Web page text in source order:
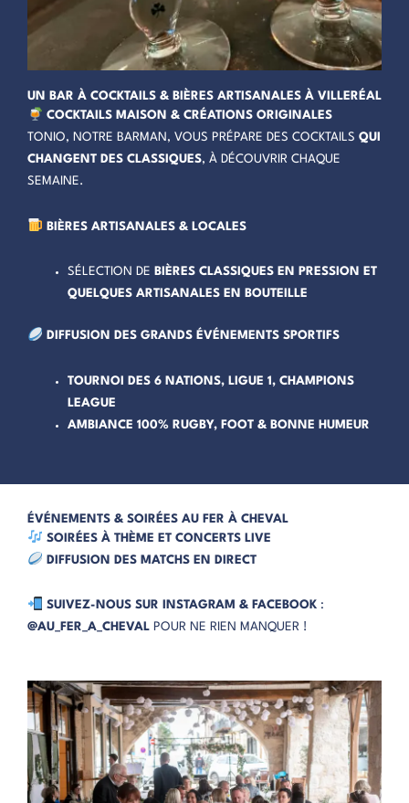
UN BAR À COCKTAILS & BIÈRES ARTISANALES À VILLERÉAL
COCKTAILS MAISON & CRÉATIONS ORIGINALES
TONIO, NOTRE BARMAN, VOUS PRÉPARE DES COCKTAILS QUI
CHANGENT DES CLASSIQUES, À DÉCOUVRIR CHAQUE
SEMAINE.
BIÈRES ARTISANALES & LOCALES
SÉLECTION DE BIÈRES CLASSIQUES EN PRESSION ET
QUELQUES ARTISANALES EN BOUTEILLE
DIFFUSION DES GRANDS ÉVÉNEMENTS SPORTIFS
TOURNOI DES 6 NATIONS, LIGUE 1, CHAMPIONS
LEAGUE
AMBIANCE 100% RUGBY, FOOT & BONNE HUMEUR
ÉVÉNEMENTS & SOIRÉES AU FER À CHEVAL
SOIRÉES À THÈME ET CONCERTS LIVE
DIFFUSION DES MATCHS EN DIRECT
SUIVEZ-NOUS SUR INSTAGRAM & FACEBOOK:
@AU_FER_A_CHEVAL POUR NE RIEN MANQUER !